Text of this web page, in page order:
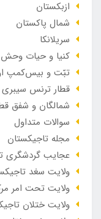
ازبکستان
شمال پاکستان
سریلانکا
کنیا و حیات وحش
تبّت و بیس‌کمپ
قطار ترنس سیبری
شمالگان و شفق
سوالات متداول
مجله تاجیکستان
عجایب گردشگری
ولایت سغد
ولایت تحت امر
ولایت ختلان